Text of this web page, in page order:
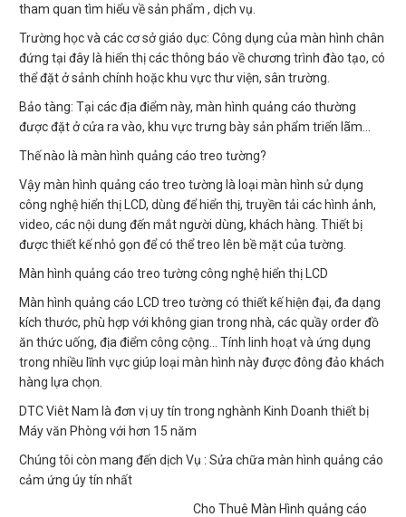
tham quan tìm hiểu về sản phẩm , dịch vụ.
Trường học và các cơ sở giáo dục: Công dụng của màn hình chân
đứng tại đây là hiển thị các thông báo về chương trình đào tạo, có
thể đặt ở sảnh chính hoặc khu vực thư viện, sân trường.
Bảo tàng: Tại các địa điểm này, màn hình quảng cáo thường
được đặt ở cửa ra vào, khu vực trưng bày sản phẩm triển lãm…
Thế nào là màn hình quảng cáo treo tường?
Vậy màn hình quảng cáo treo tường là loại màn hình sử dụng
công nghệ hiển thị LCD, dùng để hiển thị, truyền tải các hình ảnh,
video, các nội dung đến mắt người dùng, khách hàng. Thiết bị
được thiết kế nhỏ gọn để có thể treo lên bề mặt của tường.
Màn hình quảng cáo treo tường công nghệ hiển thị LCD
Màn hình quảng cáo LCD treo tường có thiết kế hiện đại, đa dạng
kích thước, phù hợp với không gian trong nhà, các quầy order đồ
ăn thức uống, địa điểm công cộng... Tính linh hoạt và ứng dụng
trong nhiều lĩnh vực giúp loại màn hình này được đông đảo khách
hàng lựa chọn.
DTC Viêt Nam là đơn vị uy tín trong nghành Kinh Doanh thiết bị
Máy văn Phòng với hơn 15 năm
Chúng tôi còn mang đến dịch Vụ : Sửa chữa màn hình quảng cáo
cảm ứng úy tín nhất
Cho Thuê Màn Hình quảng cáo